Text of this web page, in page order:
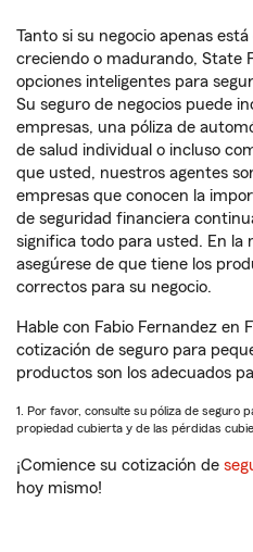
Tanto si su negocio apenas
creciendo o madurando, State
opciones inteligentes para
Su seguro de negocios puede
empresas, una póliza de
de salud individual o incluso
que usted, nuestros agentes
empresas que conocen la
de seguridad financiera
significa todo para usted. En la
asegúrese de que tiene los
correctos para su negocio.
Hable con Fabio Fernandez en
cotización de seguro para
productos son los adecuados
1. Por favor, consulte su póliza de seguro
propiedad cubierta y de las pérdidas
¡Comience su cotización de
hoy mismo!